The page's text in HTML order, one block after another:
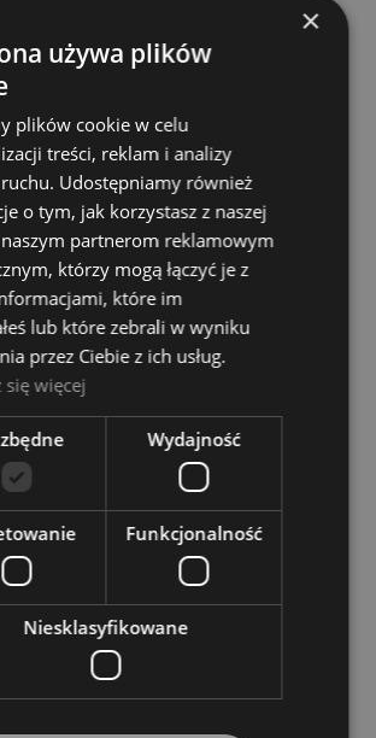
AM20/80 ArenaMatch
BOSE
18 199,00 zł
POWIADOM O DOSTĘPNOŚCI
×
używa plików
plików cookie w celu
treści, reklam i analizy
ruchu. Udostępniamy również
o tym, jak korzystasz z naszej
partnerom reklamowym
którzy mogą łączyć je z
które im
lub które zebrali w wyniku
przez Ciebie z ich usług.
się więcej
Wydajność
Funkcjonalność
Niesklasyfikowane